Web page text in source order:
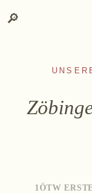
Inhalt
Kontakt-
🔎
1ÖTW